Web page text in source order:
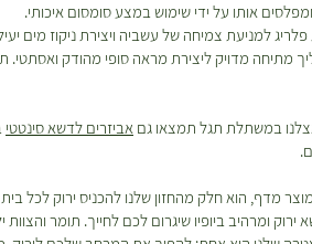
אותו על ידי שימוש במצע סומסום איכותי.
למניעת צמיחה של עשביה ויצירת ניקוז מים
מתיחה מדויק ליצירת מראה סופי מהודק ואסתטי.
במשתלת תגל תמצאו גם אביזרים לדשא סינטטי
מדף, הוא חלק מהחזון שלנו להכניס ירוק לכל
ומרהיב ביופיו שיגרום לכם לחייך. תומר